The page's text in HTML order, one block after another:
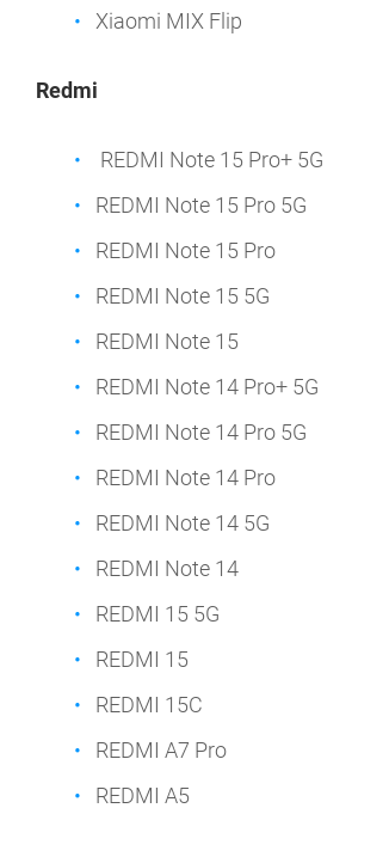
Xiaomi MIX Flip
Redmi
REDMI Note 15 Pro+ 5G
REDMI Note 15 Pro 5G
REDMI Note 15 Pro
REDMI Note 15 5G
REDMI Note 15
REDMI Note 14 Pro+ 5G
REDMI Note 14 Pro 5G
REDMI Note 14 Pro
REDMI Note 14 5G
REDMI Note 14
REDMI 15 5G
REDMI 15
REDMI 15C
REDMI A7 Pro
REDMI A5